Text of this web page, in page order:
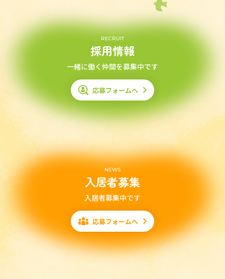
RECRUIT
採用情報
一緒に働く仲間を募集中です
応募フォームへ
NEWS
入居者募集
入居者募集中です
応募フォームへ